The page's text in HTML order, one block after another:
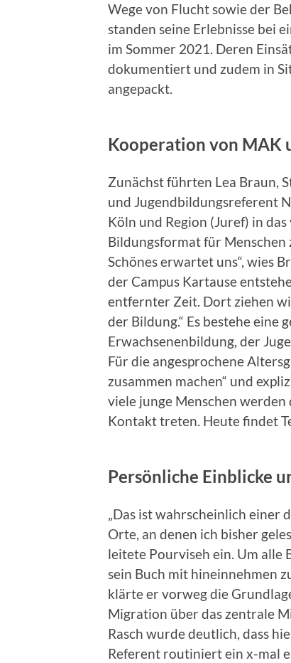
Wege von Flucht sowie der
standen seine Erlebnisse bei
im Sommer 2021. Deren
dokumentiert und zudem in
angepackt.
Kooperation von MAK
Zunächst führten Lea Braun,
und Jugendbildungsreferent
Köln und Region (Juref) in
Bildungsformat für Menschen
Schönes erwartet uns“, wies
der Campus Kartause
entfernter Zeit. Dort ziehen
der Bildung.“ Es bestehe eine
Erwachsenenbildung, der
Für die angesprochene
zusammen machen“ und
viele junge Menschen
Kontakt treten. Heute findet
Persönliche Einblicke
„Das ist wahrscheinlich einer
Orte, an denen ich bisher
leitete Pourviseh ein. Um alle
sein Buch mit hineinnehmen
klärte er vorweg die
Migration über das zentrale
Rasch wurde deutlich, dass
Referent routiniert ein x-mal